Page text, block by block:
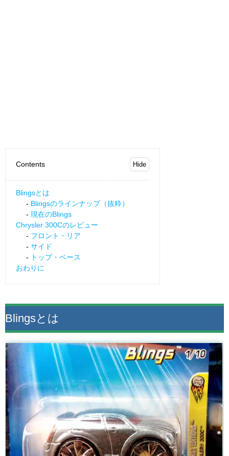
Contents
Blingsとは
Blingsのラインナップ（抜粋）
現在のBlings
Chrysler 300Cのレビュー
フロント・リア
サイド
トップ・ベース
おわりに
Blingsとは